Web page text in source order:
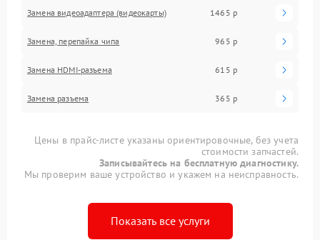
Замена видеоадаптера (видеокарты) 1465 р
Замена, перепайка чипа 965 р
Замена HDMI-разъема 615 р
Замена разъема 365 р
Цены в прайс-листе указаны ориентировочные, без учета
стоимости запчастей.
Записывайтесь на бесплатную диагностику.
Мы проверим ваше устройство и укажем на неисправность.
Показать все услуги